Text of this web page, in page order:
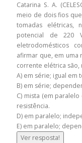
Catarina S. A.
meio de dois fios
tomadas elétricas,
potencial de 220
eletrodomésticos
afirmar que, em uma
corrente elétrica são,
A) em série; igual em
B) em série;
C) mista (em
resistência.
D) em paralelo;
E) em paralelo;
Ver resposta!